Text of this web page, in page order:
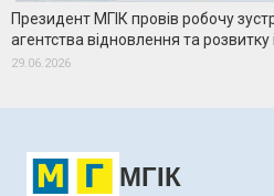
Президент МГІК провів робочу
агентства відновлення та
29.06.2026
МГІК